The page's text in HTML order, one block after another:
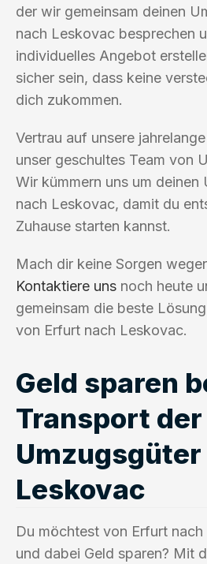
der wir gemeinsam deinen
nach Leskovac besprechen
individuelles Angebot
sicher sein, dass keine
dich zukommen.
Vertrau auf unsere
unser geschultes Team von
Wir kümmern uns um
nach Leskovac, damit du
Zuhause starten kannst.
Mach dir keine Sorgen
Kontaktiere uns noch heute
gemeinsam die beste
von Erfurt nach Leskovac.
Geld sparen
Transport der
Umzugsgüter
Leskovac
Du möchtest von Erfurt
und dabei Geld sparen? Mit